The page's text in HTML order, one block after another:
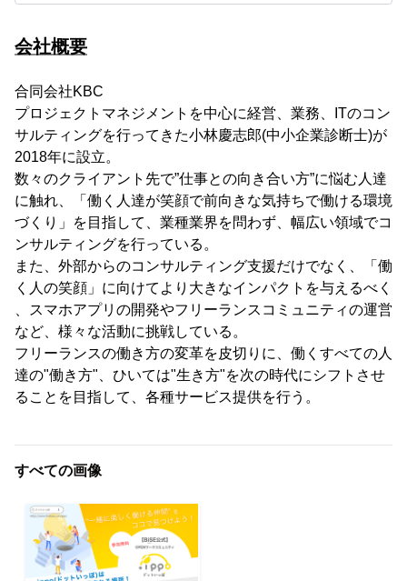
会社概要
合同会社KBC
プロジェクトマネジメントを中心に経営、業務、ITのコン
サルティングを行ってきた小林慶志郎(中小企業診断士)が
2018年に設立。
数々のクライアント先で”仕事との向き合い方”に悩む人達
に触れ、「働く人達が笑顔で前向きな気持ちで働ける環境
づくり」を目指して、業種業界を問わず、幅広い領域でコ
ンサルティングを行っている。
また、外部からのコンサルティング支援だけでなく、「働
く人の笑顔」に向けてより大きなインパクトを与えるべく
、スマホアプリの開発やフリーランスコミュニティの運営
など、様々な活動に挑戦している。
フリーランスの働き方の変革を皮切りに、働くすべての人
達の"働き方"、ひいては"生き方"を次の時代にシフトさせ
ることを目指して、各種サービス提供を行う。
すべての画像